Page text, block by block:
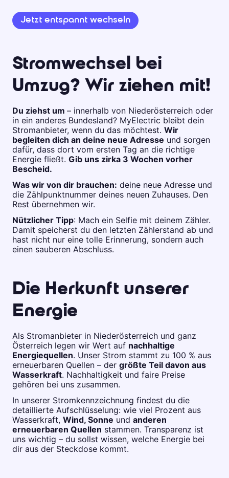
Jetzt entspannt wechseln
Stromwechsel bei
Umzug? Wir ziehen mit!
Du ziehst um – innerhalb von Niederösterreich oder
in ein anderes Bundesland? MyElectric bleibt dein
Stromanbieter, wenn du das möchtest. Wir
begleiten dich an deine neue Adresse und sorgen
dafür, dass dort vom ersten Tag an die richtige
Energie fließt. Gib uns zirka 3 Wochen vorher
Bescheid.
Was wir von dir brauchen: deine neue Adresse und
die Zählpunktnummer deines neuen Zuhauses. Den
Rest übernehmen wir.
Nützlicher Tipp: Mach ein Selfie mit deinem Zähler.
Damit speicherst du den letzten Zählerstand ab und
hast nicht nur eine tolle Erinnerung, sondern auch
einen sauberen Abschluss.
Die Herkunft unserer
Energie
Als Stromanbieter in Niederösterreich und ganz
Österreich legen wir Wert auf nachhaltige
Energiequellen. Unser Strom stammt zu 100 % aus
erneuerbaren Quellen – der größte Teil davon aus
Wasserkraft. Nachhaltigkeit und faire Preise
gehören bei uns zusammen.
In unserer Stromkennzeichnung findest du die
detaillierte Aufschlüsselung: wie viel Prozent aus
Wasserkraft, Wind, Sonne und anderen
erneuerbaren Quellen stammen. Transparenz ist
uns wichtig – du sollst wissen, welche Energie bei
dir aus der Steckdose kommt.